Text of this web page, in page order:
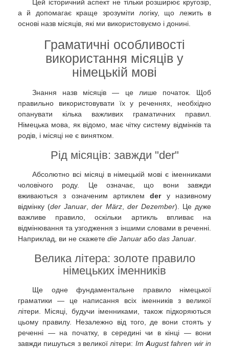
Цей історичний аспект не тільки розширює кругозір,
а й допомагає краще зрозуміти логіку, що лежить в
основі назв місяців, які ми використовуємо і донині.
Граматичні особливості
використання місяців у
німецькій мові
Знання назв місяців — це лише початок. Щоб
правильно використовувати їх у реченнях, необхідно
опанувати кілька важливих граматичних правил.
Німецька мова, як відомо, має чітку систему відмінків та
родів, і місяці не є винятком.
Рід місяців: завжди "der"
Абсолютно всі місяці в німецькій мові є іменниками
чоловічого роду. Це означає, що вони завжди
вживаються з означеним артиклемderу називному
відмінку (der Januar ,der März, der Dezember). Це дуже
важливе правило, оскільки артикль впливає на
відмінювання та узгодження з іншими словами в реченні.
Наприклад, ви не скажете die Januar або das Januar
Велика літера: золоте правило
німецьких іменників
Ще одне фундаментальне правило німецької
граматики — це написання всіх іменників з великої
літери. Місяці, будучи іменниками, також підкоряються
цьому правилу. Незалежно від того, де вони стоять у
реченні — на початку, в середині чи в кінці — вони
завжди пишуться з великої літери: ImAugust fahren wir in